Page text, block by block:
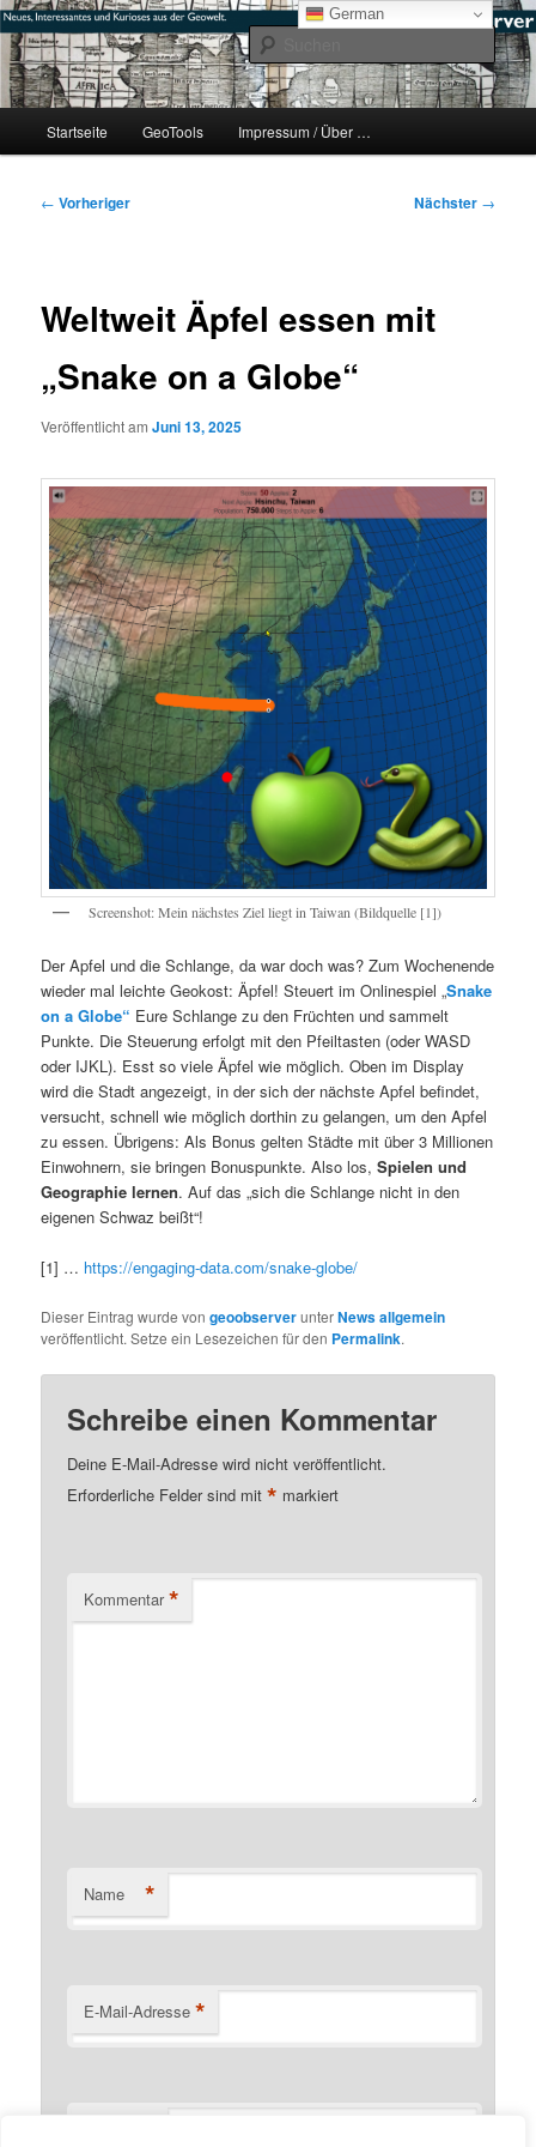
Zum
primären
Inhalt
springen#geoObserver
mikeE's GeoBlog
Startseite GeoTools Impressum / Über …
Beitragsnavigation
← Vorheriger Nächster →
Weltweit Äpfel essen mit
„Snake on a Globe“
Veröffentlicht amJuni 13, 2025
Screenshot: Mein nächstes Ziel liegt in Taiwan (Bildquelle [1])
Der Apfel und die Schlange, da war doch was? Zum Wochenende
wieder mal leichte Geokost: Äpfel! Steuert im Onlinespiel „Snake
on a Globe“ Eure Schlange zu den Früchten und sammelt
Punkte. Die Steuerung erfolgt mit den Pfeiltasten (oder WASD
oder IJKL). Esst so viele Äpfel wie möglich. Oben im Display
wird die Stadt angezeigt, in der sich der nächste Apfel befindet,
versucht, schnell wie möglich dorthin zu gelangen, um den Apfel
zu essen. Übrigens: Als Bonus gelten Städte mit über 3 Millionen
Einwohnern, sie bringen Bonuspunkte. Also los,Spielen und
Geographie lernen. Auf das „sich die Schlange nicht in den
eigenen Schwaz beißt“!
[1] … https://engaging-data.com/snake-globe/
Dieser Eintrag wurde vongeoobserverunterNews allgemein
veröffentlicht. Setze ein Lesezeichen für den Permalink.
Schreibe einen Kommentar
Deine E-Mail-Adresse wird nicht veröffentlicht.
Erforderliche Felder sind mit* markiert
Kommentar *
Name *
E-Mail-Adresse *
German